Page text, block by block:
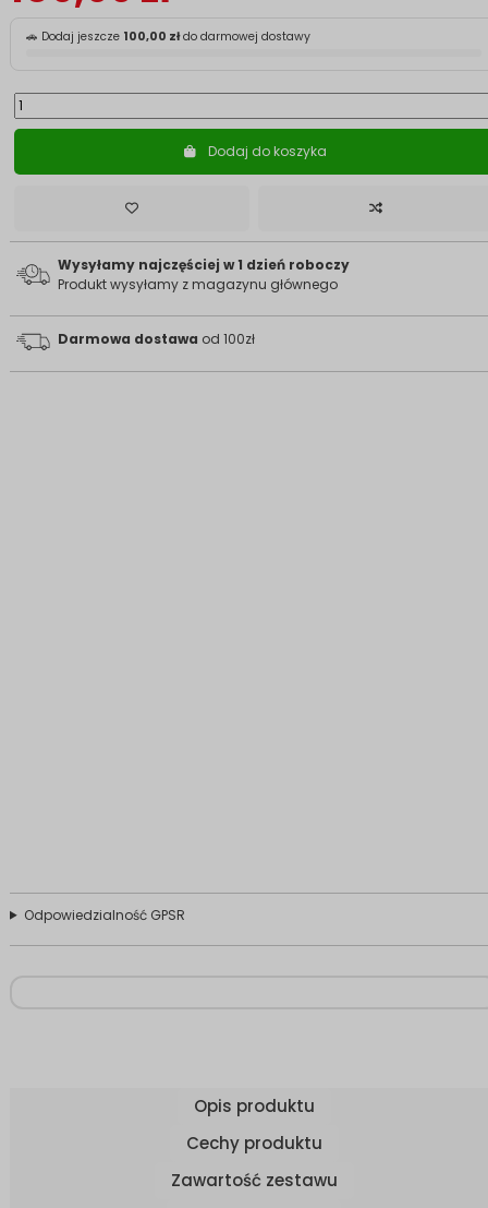
🚗 Dodaj jeszcze 100,00 złdo darmowej dostawy
Dodaj do koszyka
Wysyłamy najczęściej w 1 dzień roboczy
Produkt wysyłamy z magazynu głównego
Darmowa dostawa od 100zł
Odpowiedzialność GPSR
Opis produktu
Cechy produktu
Zawartość zestawu